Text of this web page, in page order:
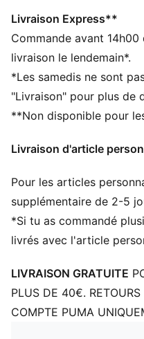
DÉTAILS
Coupe régulière
French terry
Taille mi-haute
Poche latérale
Détails brandés PUMA
Livraison Express**
Commande avant
livraison le lendemain*.
*Les samedis ne sont
"Livraison" pour plus de
**Non disponible pour
Livraison d'article
Pour les articles
supplémentaire de 2-5
*Si tu as commandé
livrés avec l'article
LIVRAISON GRATUITE
PLUS DE 40€.
COMPTE PUMA